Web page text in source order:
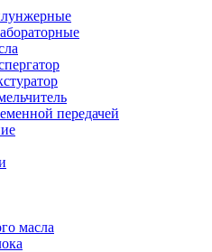
передачей
масла